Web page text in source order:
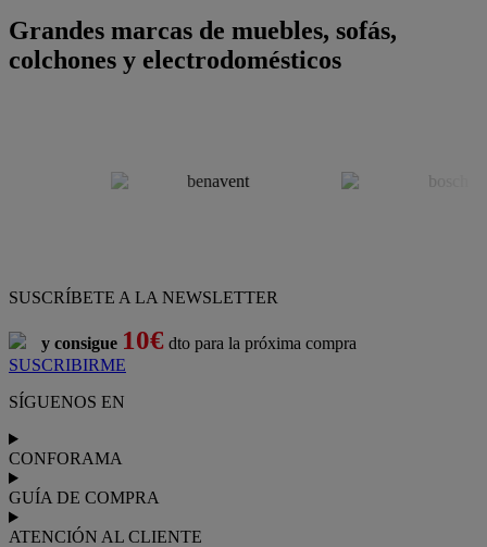
Grandes marcas de muebles, sofás,
colchones y electrodomésticos
SUSCRÍBETE A LA NEWSLETTER
y consigue 10€ dto para la próxima compra
SUSCRIBIRME
SÍGUENOS EN
CONFORAMA
GUÍA DE COMPRA
ATENCIÓN AL CLIENTE